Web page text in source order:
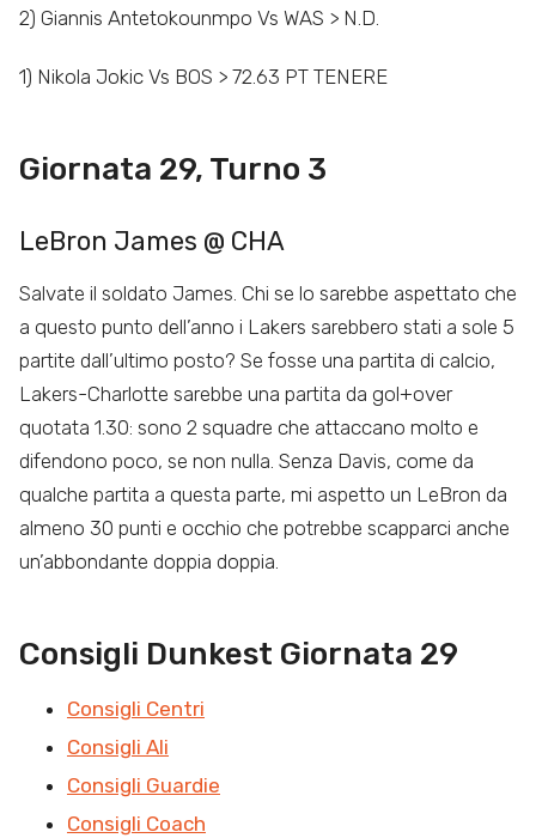
2) Giannis Antetokounmpo Vs WAS > N.D.
1) Nikola Jokic Vs BOS > 72.63 PT TENERE
Giornata 29, Turno 3
LeBron James @ CHA
Salvate il soldato James. Chi se lo sarebbe aspettato che
a questo punto dell’anno i Lakers sarebbero stati a sole 5
partite dall’ultimo posto? Se fosse una partita di calcio,
Lakers-Charlotte sarebbe una partita da gol+over
quotata 1.30: sono 2 squadre che attaccano molto e
difendono poco, se non nulla. Senza Davis, come da
qualche partita a questa parte, mi aspetto un LeBron da
almeno 30 punti e occhio che potrebbe scapparci anche
un’abbondante doppia doppia.
Consigli Dunkest Giornata 29
Consigli Centri
Consigli Ali
Consigli Guardie
Consigli Coach